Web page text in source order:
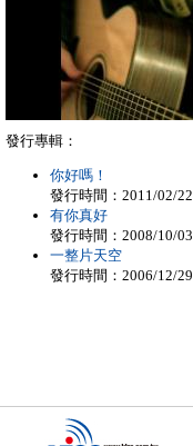
發行專輯：
你好嗎！
發行時間：2011/02/22
有你真好
發行時間：2008/10/03
一整片天空
發行時間：2006/12/29